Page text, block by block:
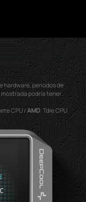
hardware, periodos de
podría tener
CPU /AMD: Tdie CPU